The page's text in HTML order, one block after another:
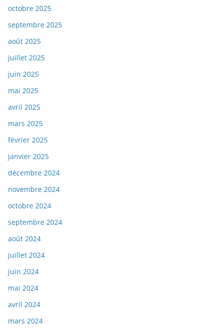
octobre 2025
septembre 2025
août 2025
juillet 2025
juin 2025
mai 2025
avril 2025
mars 2025
février 2025
janvier 2025
décembre 2024
novembre 2024
octobre 2024
septembre 2024
août 2024
juillet 2024
juin 2024
mai 2024
avril 2024
mars 2024